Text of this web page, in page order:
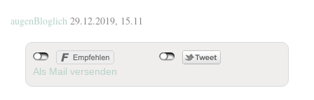
augenBloglich 29.12.2019, 15.11
Als Mail versenden